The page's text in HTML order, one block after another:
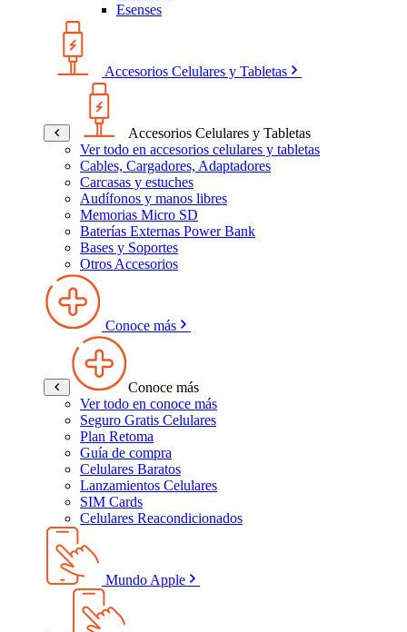
Esenses
Accesorios Celulares y Tabletas
Accesorios Celulares y Tabletas
Ver todo en accesorios celulares y tabletas
Cables, Cargadores, Adaptadores
Carcasas y estuches
Audífonos y manos libres
Memorias Micro SD
Baterías Externas Power Bank
Bases y Soportes
Otros Accesorios
Conoce más
Conoce más
Ver todo en conoce más
Seguro Gratis Celulares
Plan Retoma
Guía de compra
Celulares Baratos
Lanzamientos Celulares
SIM Cards
Celulares Reacondicionados
Mundo Apple